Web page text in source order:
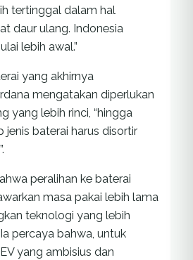
tertinggal dalam hal
daur ulang. Indonesia
lebih awal.”
yang akhirnya
mengatakan diperlukan
yang lebih rinci, “hingga
jenis baterai harus disortir
peralihan ke baterai
masa pakai lebih lama
teknologi yang lebih
percaya bahwa, untuk
yang ambisius dan